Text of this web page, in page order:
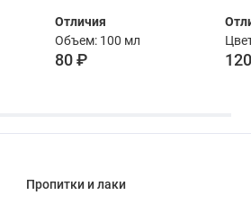
материалов Лакра
№ 13 Салатовый
100 мл
Отличия
Объем: 100 мл
80 ₽
кг
Пропитки и лаки